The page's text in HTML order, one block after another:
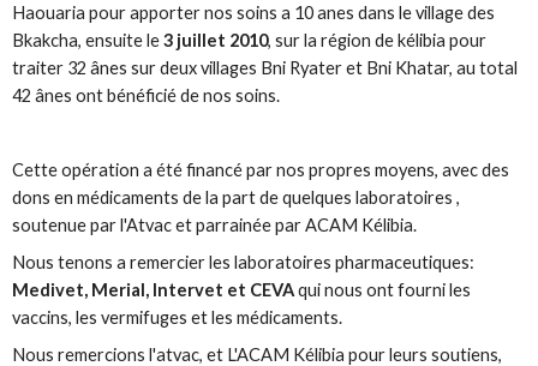
Haouaria pour apporter nos soins a 10 anes dans le village des
Bkakcha, ensuite le3 juillet 2010, sur la région de kélibia pour
traiter 32 ânes sur deux villages Bni Ryater et Bni Khatar, au total
42 ânes ont bénéficié de nos soins.
Cette opération a été financé par nos propres moyens, avec des
dons en médicaments de la part de quelques laboratoires ,
soutenue par l'Atvac et parrainée par ACAM Kélibia.
Nous tenons a remercier les laboratoires pharmaceutiques:
Medivet, Merial, Intervet et CEVAqui nous ont fourni les
vaccins, les vermifuges et les médicaments.
Nous remercions l'atvac, et L'ACAM Kélibia pour leurs soutiens,